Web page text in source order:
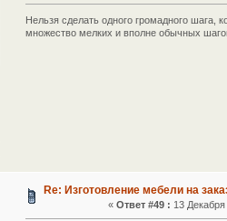
Нельзя сделать одного громадного шага,
множество мелких и вполне обычных
Re: Изготовление мебели на
« Ответ #49 : 13